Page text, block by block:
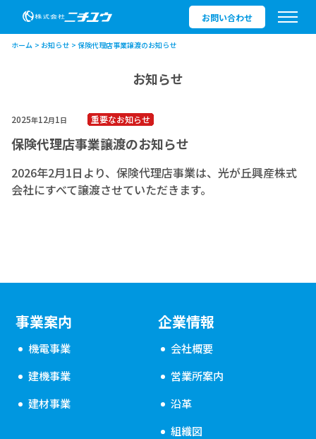
お問い合わせ
ホーム お知らせ 保険代理店事業譲渡のお知らせ
お知らせ
2025年12月1日 重要なお知らせ
保険代理店事業譲渡のお知らせ
2026年2月1日より、保険代理店事業は、 光が丘興産株式
会社にすべて譲渡させていただきます。
事業案内
機電事業
建機事業
建材事業
企業情報
会社概要
営業所案内
沿革
組織図